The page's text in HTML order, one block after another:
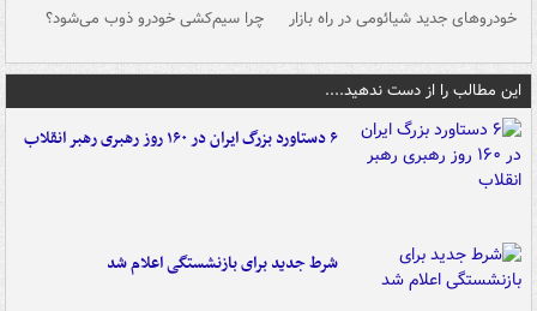
خودروهای جدید شیائومی در راه بازار چرا سیم‌کشی خودرو ذوب می‌شود؟
این مطالب را از دست ندهید....
۶ دستاورد بزرگ ایران در ۱۶۰ روز رهبری رهبر انقلاب
شرط جدید برای بازنشستگی اعلام شد